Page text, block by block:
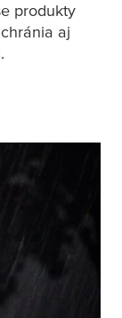
produkty
aj